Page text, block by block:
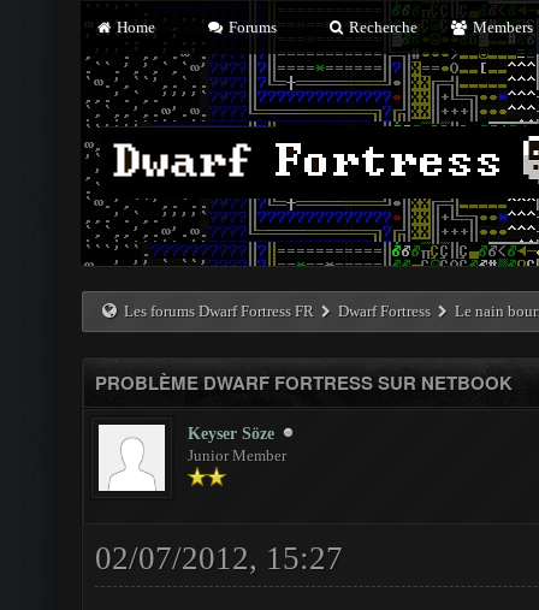
Home Forums Recherche Members
Les forums Dwarf Fortress FR Dwarf Fortress Le nain
PROBLÈME DWARF FORTRESS SUR NETBOOK
Keyser Söze
Junior Member
02/07/2012, 15:27